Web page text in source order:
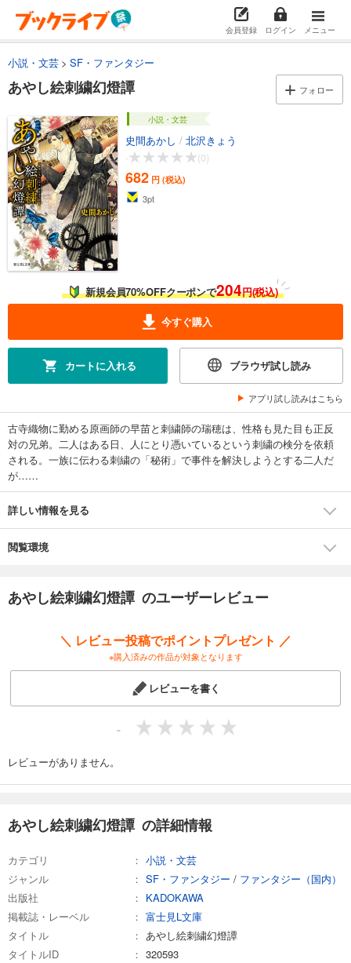
会員登録 ログイン メニュー
小説・文芸 SF・ファンタジー
あやし絵刺繍幻燈譚 フォロー
小説・文芸
史間あかし / 北沢きょう
-
(0)
682 円 (税込)
3pt
新規会員70%OFFクーポンで204円(税込)
今すぐ購入
カートに入れる ブラウザ試し読み
アプリ試し読みはこちら
古寺織物に勤める原画師の早苗と刺繍師の瑞穂は、性格も見た目も正反
対の兄弟。二人はある日、人にとり憑いているという刺繍の検分を依頼
される。一族に伝わる刺繍の「秘術」で事件を解決しようとする二人だ
が……
詳しい情報を見る
閲覧環境
あやし絵刺繍幻燈譚 のユーザーレビュー
＼ レビュー投稿でポイントプレゼント ／
※購入済みの作品が対象となります
レビューを書く
-
レビューがありません。
あやし絵刺繍幻燈譚 の詳細情報
カテゴリ
小説・文芸
ジャンル
SF・ファンタジー / ファンタジー（国内）
出版社
KADOKAWA
掲載誌・レーベル
富士見L文庫
タイトル
あやし絵刺繍幻燈譚
タイトルID
320593